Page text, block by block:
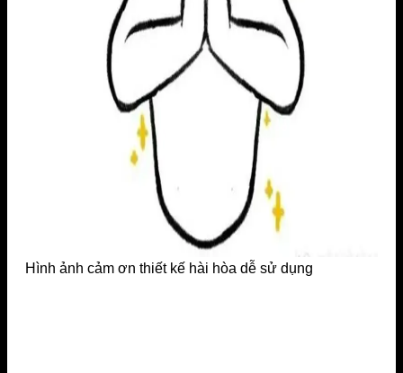
Hình ảnh cảm ơn thiết kế hài hòa dễ sử dụng